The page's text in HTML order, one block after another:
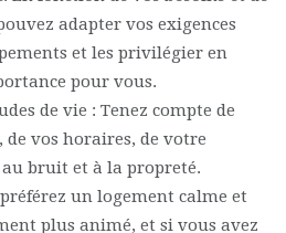
adapter vos exigences
et les privilégier en
pour vous.
de vie : Tenez compte de
vos horaires, de votre
bruit et à la propreté.
un logement calme et
plus animé, et si vous avez